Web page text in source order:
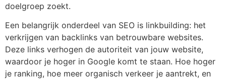
doelgroep zoekt.
Een belangrijk onderdeel van SEO is linkbuilding: het
verkrijgen van backlinks van betrouwbare websites.
Deze links verhogen de autoriteit van jouw website,
waardoor je hoger in Google komt te staan. Hoe hoger
je ranking, hoe meer organisch verkeer je aantrekt, en